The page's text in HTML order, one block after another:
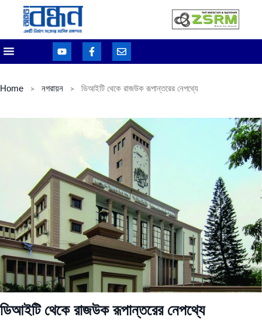
Home নগরায়ন ডিআইটি থেকে রাজউক রূপান্তরের নেপথ্যে
ডিআইটি থেকে রাজউক রূপান্তরের নেপথ্যে